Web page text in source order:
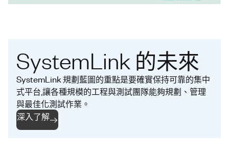
SystemLink 的未來
SystemLink 規劃藍圖的重點是要確實保持可靠的集中
式平台,讓各種規模的工程與測試團隊能夠規劃、管理
與最佳化測試作業。
深入了解